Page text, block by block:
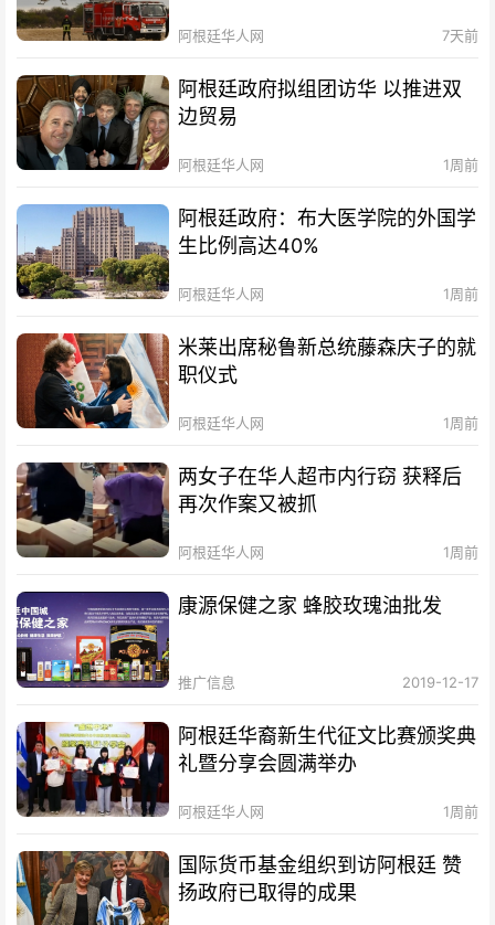
阿根廷华人网 7天前
阿根廷政府拟组团访华 以推进双
边贸易
阿根廷华人网 1周前
阿根廷政府：布大医学院的外国学
生比例高达40%
阿根廷华人网 1周前
米莱出席秘鲁新总统藤森庆子的就
职仪式
阿根廷华人网 1周前
两女子在华人超市内行窃 获释后
再次作案又被抓
阿根廷华人网 1周前
康源保健之家 蜂胶玫瑰油批发
推广信息 2019-12-17
阿根廷华裔新生代征文比赛颁奖典
礼暨分享会圆满举办
阿根廷华人网 1周前
国际货币基金组织到访阿根廷 赞
扬政府已取得的成果